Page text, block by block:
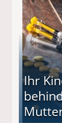
Ihr